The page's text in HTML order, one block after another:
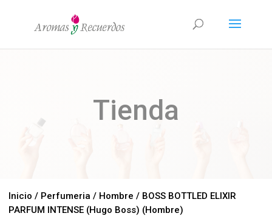
Tienda
Inicio / Perfumeria / Hombre / BOSS BOTTLED ELIXIR
PARFUM INTENSE (Hugo Boss) (Hombre)